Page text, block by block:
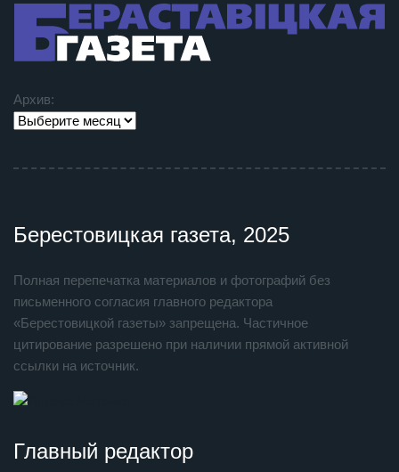
Архив:
Берестовицкая газета, 2025
Полная перепечатка материалов и фотографий без
письменного согласия главного редактора
«Берестовицкой газеты» запрещена. Частичное
цитирование разрешено при наличии прямой активной
ссылки на источник.
Главный редактор